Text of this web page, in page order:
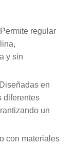
regular
y sin
en
diferentes
un
con materiales